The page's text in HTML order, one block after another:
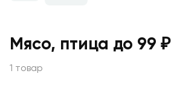
Мясо, птица до 99 ₽
1 товар